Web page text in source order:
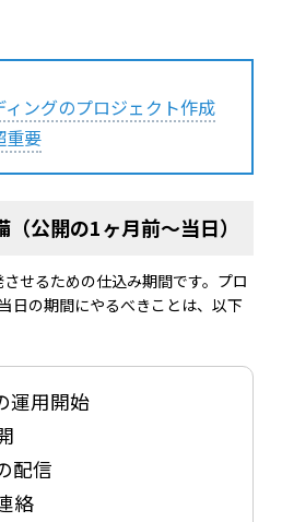
ングのプロジェクト作成
重要
公開の1ヶ月前〜当日）
せるための仕込み期間です。プロ
日の期間にやるべきことは、以下
運用開始
配信
絡